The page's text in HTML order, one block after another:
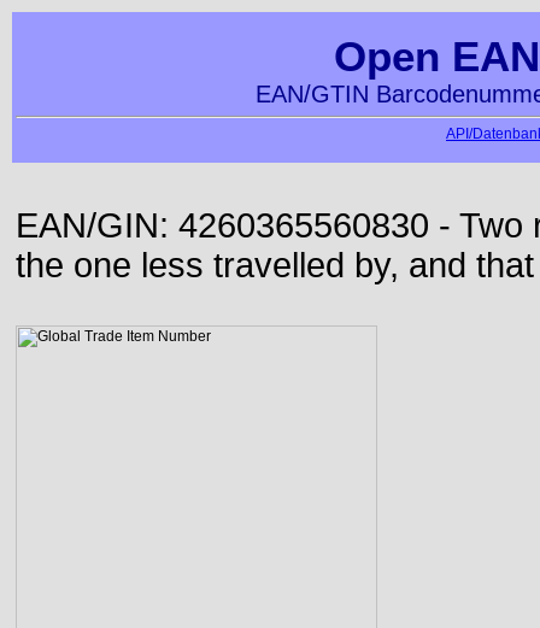
Open
EAN/GTIN
API/
EAN/GIN: 4260365560830 -
the one less travelled by, and